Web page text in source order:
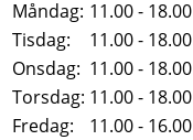
Måndag: 11.00 - 18.00
Tisdag:
11.00 - 18.00
Onsdag: 11.00 - 18.00
Torsdag: 11.00 - 18.00
Fredag:
11.00 - 16.00